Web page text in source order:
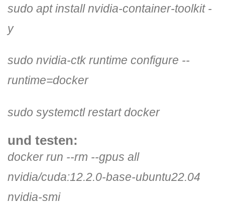
sudo apt install nvidia-container-toolkit -
y
sudo nvidia-ctk runtime configure --
runtime=docker
sudo systemctl restart docker
und testen:
docker run --rm --gpus all
nvidia/cuda:12.2.0-base-ubuntu22.04
nvidia-smi